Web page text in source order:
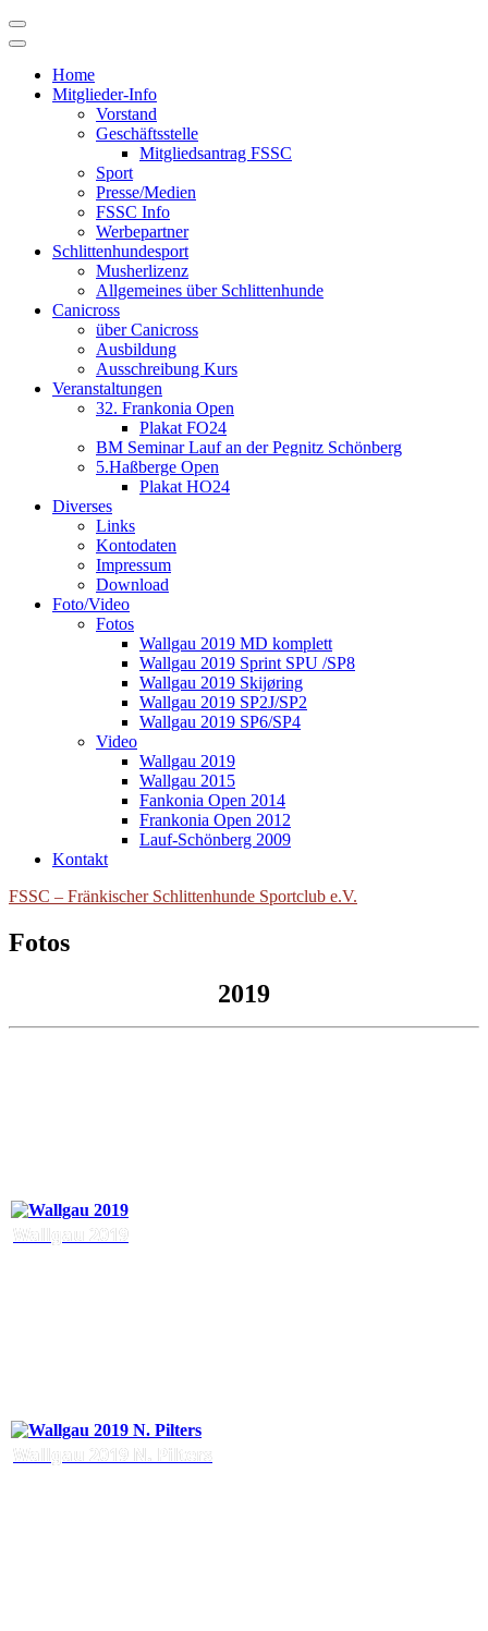
Skip
to
Home
Mitglieder-Info
Vorstand
Geschäftsstelle
Mitgliedsantrag FSSC
Sport
Presse/Medien
FSSC Info
Werbepartner
Schlittenhundesport
Musherlizenz
Allgemeines über Schlittenhunde
Canicross
über Canicross
Ausbildung
Ausschreibung Kurs
Veranstaltungen
32. Frankonia Open
Plakat FO24
BM Seminar Lauf an der Pegnitz Schönberg
5.Haßberge Open
Plakat HO24
Diverses
Links
Kontodaten
Impressum
Download
Foto/Video
Fotos
Wallgau 2019 MD komplett
Wallgau 2019 Sprint SPU /SP8
Wallgau 2019 Skijøring
Wallgau 2019 SP2J/SP2
Wallgau 2019 SP6/SP4
Video
Wallgau 2019
Wallgau 2015
Fankonia Open 2014
Frankonia Open 2012
Lauf-Schönberg 2009
Kontakt
FSSC – Fränkischer Schlittenhunde Sportclub e.V.
Fotos
2019
Wallgau 2019
Wallgau 2019 N. Pilters